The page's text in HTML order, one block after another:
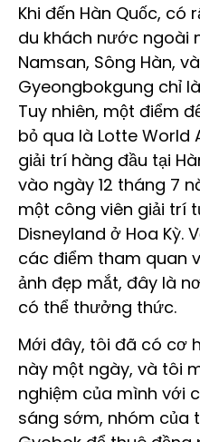
Khi đến Hàn Quốc, có
du khách nước ngoài
Namsan, Sông Hàn,
Gyeongbokgung chỉ
Tuy nhiên, một điểm
bỏ qua là Lotte World
giải trí hàng đầu tại
vào ngày 12 tháng 7
một công viên giải trí
Disneyland ở Hoa Kỳ.
các điểm tham quan
ảnh đẹp mắt, đây là
có thể thưởng thức.
Mới đây, tôi đã có cơ
này một ngày, và tôi
nghiệm của mình với
sáng sớm, nhóm của